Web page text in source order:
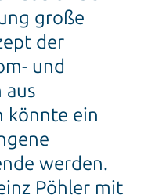
große
der
und
aus
könnte ein
werden.
Pöhler mit